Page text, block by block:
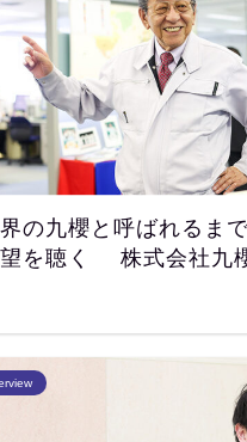
の九櫻と呼ばれるま
を聴く 株式会社九